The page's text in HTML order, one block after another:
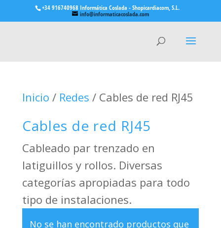
+34 916740968 Informática Coslada - Shopicardiacom, S.L.
info@informaticacoslada.com
Inicio / Redes / Cables de red RJ45
Cables de red RJ45
Cableado par trenzado en
latiguillos y rollos. Diversas
categorías apropiadas para todo
tipo de instalaciones.
No se han encontrado productos que